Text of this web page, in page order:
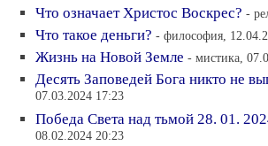
Что означает Христос Воскрес? -
Что такое деньги? - философия,
Жизнь на Новой Земле - мистика,
Десять Заповедей Бога никто не
07.03.2024 17:23
Победа Света над тьмой 28. 01.
08.02.2024 20:23